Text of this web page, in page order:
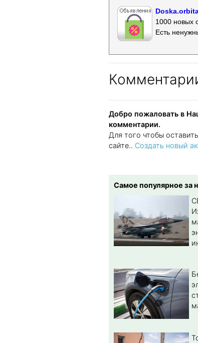
1000 новых
Есть
Добро пожаловать в
комментарии.
Для того чтобы
сайте.. Создать новый
Самое популярное за